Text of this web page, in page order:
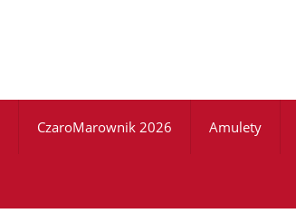
CzaroMarownik 2026 Amulety